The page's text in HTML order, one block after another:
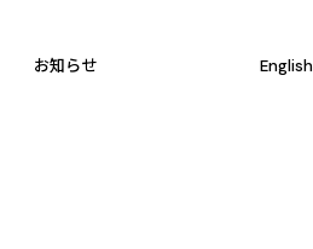
お知らせ English